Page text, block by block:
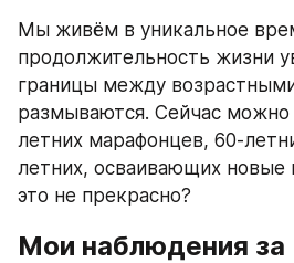
Мы живём в уникальное
продолжительность жизни
границы между
размываются. Сейчас можно
летних марафонцев, 60-
летних, осваивающих новые
это не прекрасно?
Мои наблюдения за